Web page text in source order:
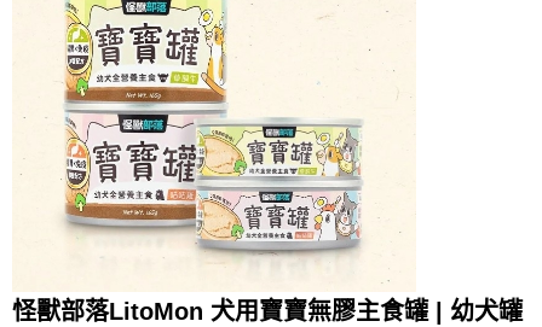
怪獸部落LitoMon 犬用寶寶無膠主食罐 | 幼犬罐